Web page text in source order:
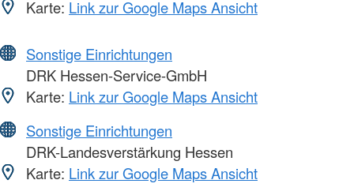
Karte: Link zur Google Maps Ansicht
Sonstige Einrichtungen
DRK Hessen-Service-GmbH
Karte: Link zur Google Maps Ansicht
Sonstige Einrichtungen
DRK-Landesverstärkung Hessen
Karte: Link zur Google Maps Ansicht